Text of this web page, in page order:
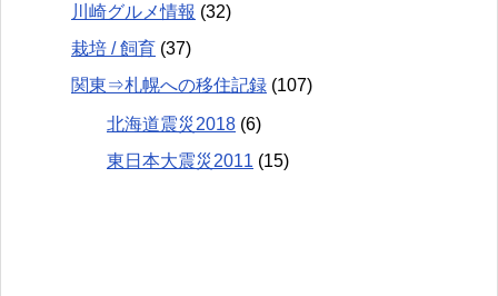
川崎グルメ情報 (32)
栽培 / 飼育 (37)
関東⇒札幌への移住記録 (107)
北海道震災2018 (6)
東日本大震災2011 (15)